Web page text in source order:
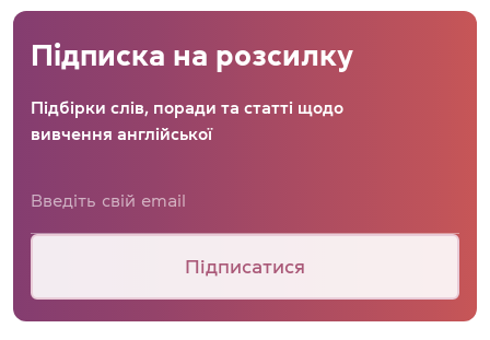
Підписка на розсилку
Підбірки слів, поради та статті щодо
вивчення англійської
Підписатися